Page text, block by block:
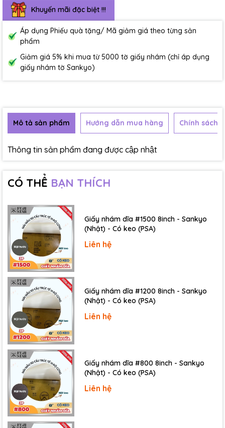
Khuyến mãi đặc biệt !!!
Áp dụng Phiếu quà tặng/ Mã giảm giá theo từng sản
phẩm
Giảm giá 5% khi mua từ 5000 tờ giấy nhám (chỉ áp dụng
giấy nhám tờ Sankyo)
Mô tả sản phẩm Hướng dẫn mua hàng Chính sách
Thông tin sản phẩm đang được cập nhật
CÓ THỂ BẠN THÍCH
Giấy nhám dĩa #1500 8inch - Sankyo
(Nhật) - Có keo (PSA)
Liên hệ
Giấy nhám dĩa #1200 8inch - Sankyo
(Nhật) - Có keo (PSA)
Liên hệ
Giấy nhám dĩa #800 8inch - Sankyo
(Nhật) - Có keo (PSA)
Liên hệ